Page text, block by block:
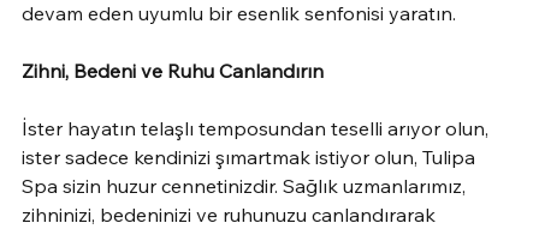
devam eden uyumlu bir esenlik senfonisi yaratın.
Zihni, Bedeni ve Ruhu Canlandırın
İster hayatın telaşlı temposundan teselli arıyor olun,
ister sadece kendinizi şımartmak istiyor olun, Tulipa
Spa sizin huzur cennetinizdir. Sağlık uzmanlarımız,
zihninizi, bedeninizi ve ruhunuzu canlandırarak